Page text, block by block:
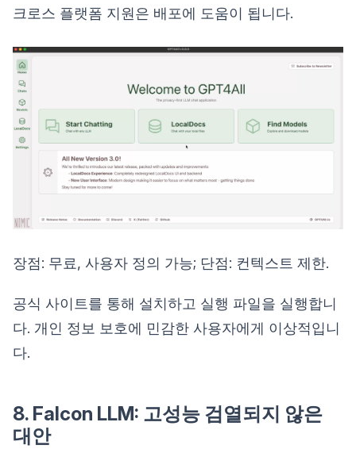
크로스 플랫폼 지원은 배포에 도움이 됩니다.
장점: 무료, 사용자 정의 가능; 단점: 컨텍스트 제한.
공식 사이트를 통해 설치하고 실행 파일을 실행합니
다. 개인 정보 보호에 민감한 사용자에게 이상적입니
다.
8. Falcon LLM: 고성능 검열되지 않은
대안